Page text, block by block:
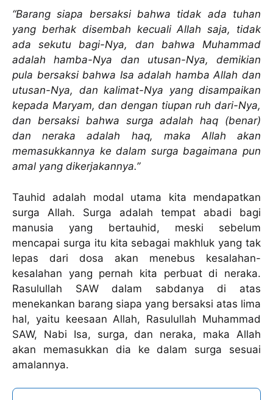
“Barang siapa bersaksi bahwa tidak ada tuhan
yang berhak disembah kecuali Allah saja, tidak
ada sekutu bagi-Nya, dan bahwa Muhammad
adalah hamba-Nya dan utusan-Nya, demikian
pula bersaksi bahwa Isa adalah hamba Allah dan
utusan-Nya, dan kalimat-Nya yang disampaikan
kepada Maryam, dan dengan tiupan ruh dari-Nya,
dan bersaksi bahwa surga adalah haq (benar)
dan neraka adalah haq, maka Allah akan
memasukkannya ke dalam surga bagaimana pun
amal yang dikerjakannya.”
Tauhid adalah modal utama kita mendapatkan
surga Allah. Surga adalah tempat abadi bagi
manusia yang bertauhid, meski sebelum
mencapai surga itu kita sebagai makhluk yang tak
lepas dari dosa akan menebus kesalahan-
kesalahan yang pernah kita perbuat di neraka.
Rasulullah SAW dalam sabdanya di atas
menekankan barang siapa yang bersaksi atas lima
hal, yaitu keesaan Allah, Rasulullah Muhammad
SAW, Nabi Isa, surga, dan neraka, maka Allah
akan memasukkan dia ke dalam surga sesuai
amalannya.